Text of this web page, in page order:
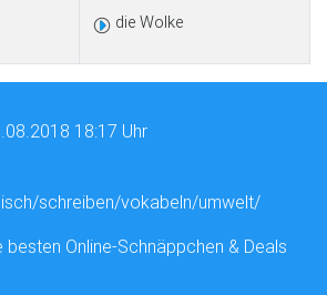
die Wolke
18:17 Uhr
schreiben/vokabeln/umwelt/
besten Online-Schnäppchen & Deals